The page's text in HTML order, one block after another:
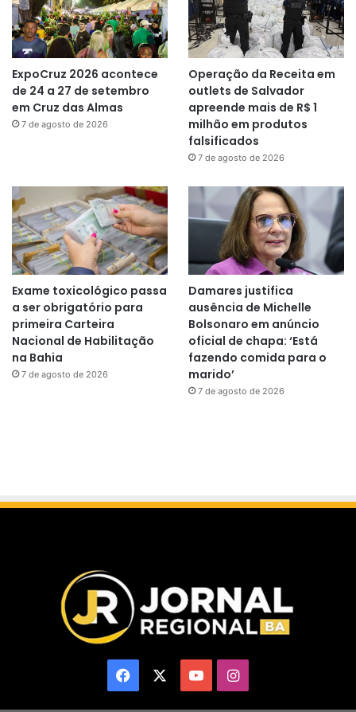
ExpoCruz 2026 acontece
de 24 a 27 de setembro
em Cruz das Almas
7 de agosto de 2026
Operação da Receita em
outlets de Salvador
apreende mais de R$ 1
milhão em produtos
falsificados
7 de agosto de 2026
Exame toxicológico passa
a ser obrigatório para
primeira Carteira
Nacional de Habilitação
na Bahia
7 de agosto de 2026
Damares justifica
ausência de Michelle
Bolsonaro em anúncio
oficial de chapa: ‘Está
fazendo comida para o
marido’
7 de agosto de 2026
Facebook YouTubeInstagram